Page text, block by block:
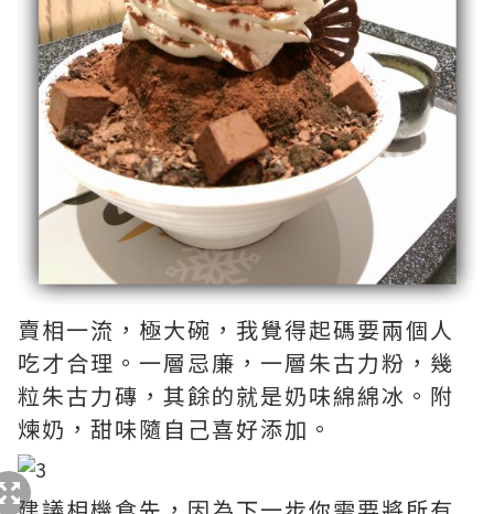
賣相一流，極大碗，我覺得起碼要兩個人
吃才合理。一層忌廉，一層朱古力粉，幾
粒朱古力磚，其餘的就是奶味綿綿冰。附
煉奶，甜味隨自己喜好添加。